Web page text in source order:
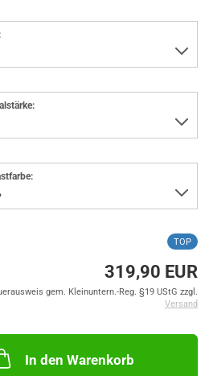
TOP
319,90 EUR
gem. Kleinuntern.-Reg. §19 UStG zzgl.
Versand
In den Warenkorb